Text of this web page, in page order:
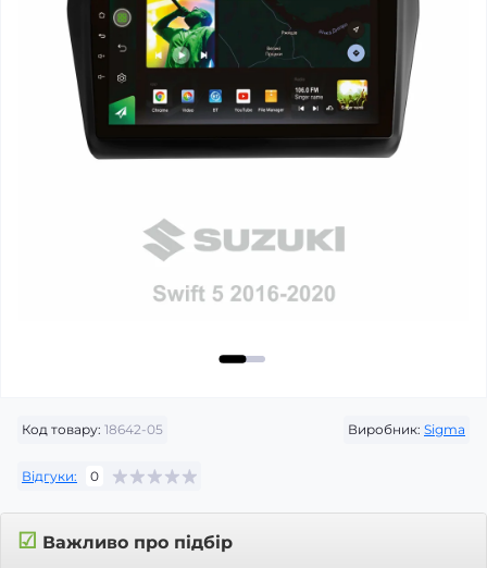
Код товару: 18642-05 Виробник: Sigma
Відгуки: 0
☑ Важливо про підбір